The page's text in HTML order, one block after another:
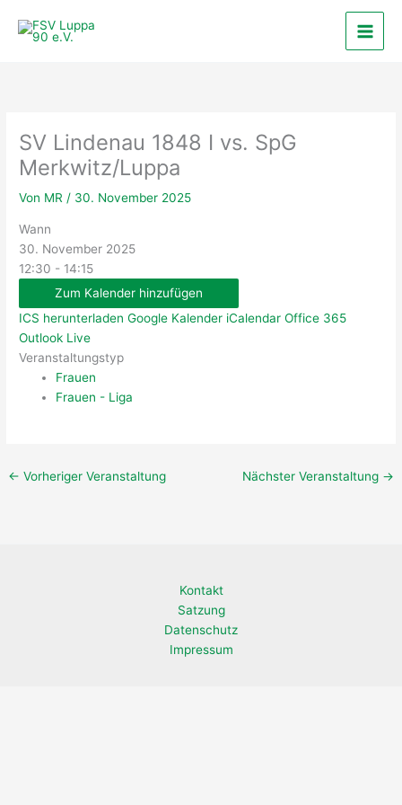
Inhalt
SV Lindenau 1848 I vs. SpG
Merkwitz/​Luppa
Von MR/ 30. November 2025
Wann
30. November 2025
12:30 - 14:15
Zum Kalender hinzufügen
ICS herunterladen Google Kalender iCalendar Office 365
Outlook Live
Veranstaltungstyp
Frauen
Frauen - Liga
← Vorheriger Veranstaltung Nächster Veranstaltung →
Kontakt
Satzung
Datenschutz
Impressum